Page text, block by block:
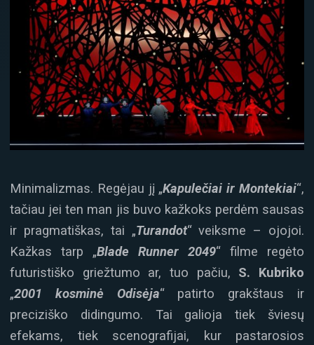
Minimalizmas. Regėjau jį „Kapulečiai ir Montekiai“,
tačiau jei ten man jis buvo kažkoks perdėm sausas
ir pragmatiškas, tai „Turandot“ veiksme – ojojoi.
Kažkas tarp „Blade Runner 2049“ filme regėto
futuristiško griežtumo ar, tuo pačiu, S. Kubriko
„2001 kosminė Odisėja“ patirto grakštaus ir
preciziško didingumo. Tai galioja tiek šviesų
efekams, tiek scenografijai, kur pastarosios